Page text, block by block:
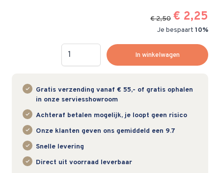
€ 2,50 € 2,25
Je bespaart 10%
Hoeveelheid
In winkelwagen
Gratis verzending vanaf € 55,- of gratis ophalen
in onze serviesshowroom
Achteraf betalen mogelijk, je loopt geen risico
Onze klanten geven ons gemiddeld een 9.7
Snelle levering
Direct uit voorraad leverbaar